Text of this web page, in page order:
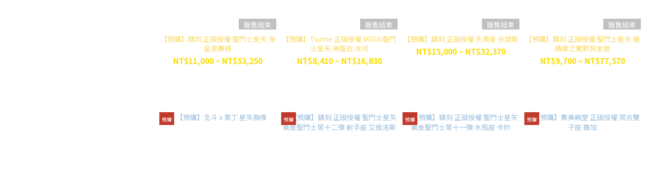
販售結束
【預購】鑄刻 正版授權 聖鬥士星矢 海
皇波賽頓
NT$11,000 ~ NT$53,250
販售結束
【預購】Tsume 正版授權 IKIGAI聖鬥
士星矢 神聖衣 冰河
NT$8,410 ~ NT$16,830
販售結束
【預購】鑄刻 正版授權 天貴星 米諾斯
NT$15,000 ~ NT$32,370
販售結束
【預購】鑄刻 正版授權 聖鬥士星矢 雅
典娜之驚歎冥金版
NT$9,700 ~ NT$77,570
預購 預購 預購 預購